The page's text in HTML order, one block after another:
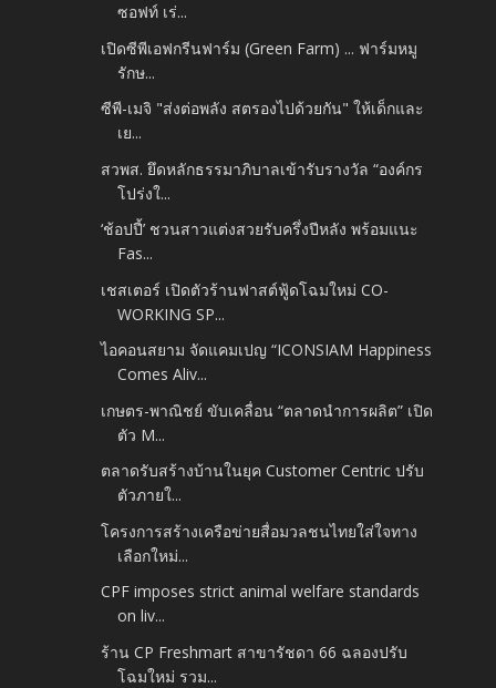
ซอฟท์ เร่...
เปิดซีพีเอฟกรีนฟาร์ม (Green Farm) ... ฟาร์มหมู
รักษ...
ซีพี-เมจิ "ส่งต่อพลัง สตรองไปด้วยกัน" ให้เด็กและ
เย...
สวพส. ยึดหลักธรรมาภิบาลเข้ารับรางวัล “องค์กร
โปร่งใ...
‘ช้อปปี้’ ชวนสาวแต่งสวยรับครึ่งปีหลัง พร้อมแนะ
Fas...
เชสเตอร์ เปิดตัวร้านฟาสต์ฟู้ดโฉมใหม่ CO-
WORKING SP...
ไอคอนสยาม จัดแคมเปญ “ICONSIAM Happiness
Comes Aliv...
เกษตร-พาณิชย์ ขับเคลื่อน “ตลาดนำการผลิต” เปิด
ตัว M...
ตลาดรับสร้างบ้านในยุค Customer Centric ปรับ
ตัวภายใ...
โครงการสร้างเครือข่ายสื่อมวลชนไทยใส่ใจทาง
เลือกใหม่...
CPF imposes strict animal welfare standards
on liv...
ร้าน CP Freshmart สาขารัชดา 66 ฉลองปรับ
โฉมใหม่ รวม...